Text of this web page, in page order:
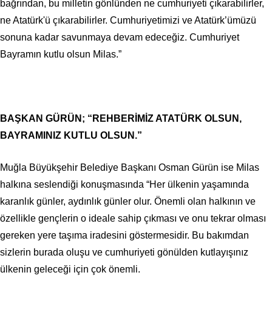
bağrından, bu milletin gönlünden ne cumhuriyeti çıkarabilirler,
ne Atatürk'ü çıkarabilirler. Cumhuriyetimizi ve Atatürk’ümüzü
sonuna kadar savunmaya devam edeceğiz. Cumhuriyet
Bayramın kutlu olsun Milas.”
BAŞKAN GÜRÜN; “REHBERİMİZ ATATÜRK OLSUN,
BAYRAMINIZ KUTLU OLSUN.”
Muğla Büyükşehir Belediye Başkanı Osman Gürün ise Milas
halkına seslendiği konuşmasında “Her ülkenin yaşamında
karanlık günler, aydınlık günler olur. Önemli olan halkının ve
özellikle gençlerin o ideale sahip çıkması ve onu tekrar olması
gereken yere taşıma iradesini göstermesidir. Bu bakımdan
sizlerin burada oluşu ve cumhuriyeti gönülden kutlayışınız
ülkenin geleceği için çok önemli.